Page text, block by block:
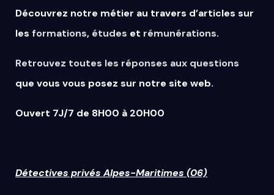
Découvrez notre métier au travers d’articles sur
les formations, études et rémunérations.
Retrouvez toutes les réponses aux questions
que vous vous posez sur notre site web.
Ouvert 7J/7 de 8H00 à 20H00
Détectives privés Alpes-Maritimes (06)